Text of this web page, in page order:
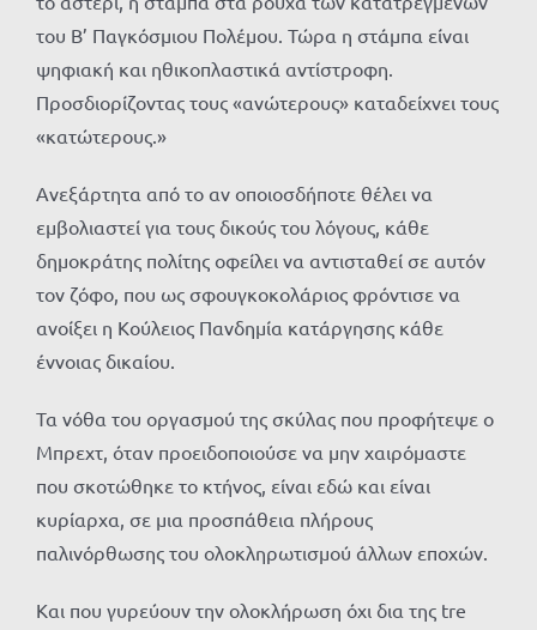
του Β’ Παγκόσμιου Πολέμου. Τώρα η στάμπα είναι
ψηφιακή και ηθικοπλαστικά αντίστροφη.
Προσδιορίζοντας τους «ανώτερους» καταδείχνει τους
«κατώτερους.»
Ανεξάρτητα από το αν οποιοσδήποτε θέλει να
εμβολιαστεί για τους δικούς του λόγους, κάθε
δημοκράτης πολίτης οφείλει να αντισταθεί σε αυτόν
τον ζόφο, που ως σφουγκοκολάριος φρόντισε να
ανοίξει η Κούλειος Πανδημία κατάργησης κάθε
έννοιας δικαίου.
Τα νόθα του οργασμού της σκύλας που προφήτεψε ο
Μπρεχτ, όταν προειδοποιούσε να μην χαιρόμαστε
που σκοτώθηκε το κτήνος, είναι εδώ και είναι
κυρίαρχα, σε μια προσπάθεια πλήρους
παλινόρθωσης του ολοκληρωτισμού άλλων εποχών.
Και που γυρεύουν την ολοκλήρωση όχι δια της tre